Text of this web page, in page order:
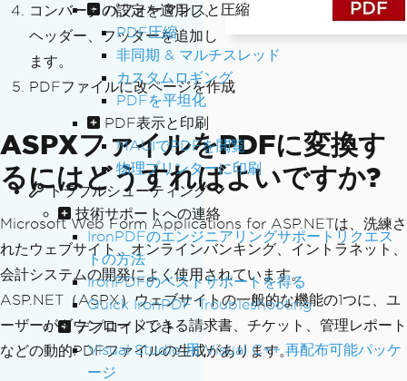
パフォーマンスと圧縮
PDF圧縮
非同期 & マルチスレッド
カスタムロギング
PDFを平坦化
PDF表示と印刷
MAUIでPDFを閲覧
物理プリンターに印刷
トラブルシューティング
技術サポートへの連絡
IronPDFのエンジニアリングサポートリクエス
トの方法
IronPDFのベストサポートを得る
Quick IronPDF Troubleshooting
デプロイメント
Visual Studio 用 Visual C++ 再配布可能パッケ
ージ
コンバータの設定を適用し、
ヘッダー、フッターを追加し
ます。
PDFファイルに改ページを作成
ASPXファイルをPDFに変換す
るにはどうすればよいですか?
Microsoft Web Form Applications for ASP.NETは、洗練さ
れたウェブサイト、オンラインバンキング、イントラネット、
会計システムの開発によく使用されています。
ASP.NET（ASPX）ウェブサイトの一般的な機能の1つに、ユ
ーザーがダウンロードできる請求書、チケット、管理レポート
などの動的PDFファイルの生成があります。